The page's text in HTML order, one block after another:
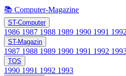
📚 Computer-Magazine
ST-Computer
1986 1987 1988 1989 1990 1991 1992
ST-Magazin
1987 1988 1989 1990 1991 1992
TOS
1990 1991 1992 1993